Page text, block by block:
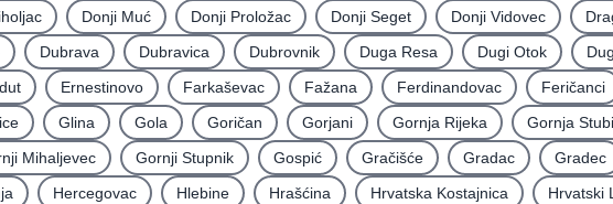
Donji Muć Donji Proložac Donji Seget Donji Vidovec
Dubrava Dubravica Dubrovnik Duga Resa Dugi Otok
Ernestinovo Farkaševac Fažana Ferdinandovac Feričanci
Glina Gola Goričan Gorjani Gornja Rijeka Gornja
Mihaljevec Gornji Stupnik Gospić Gračišće Gradac Gradec
Hercegovac Hlebine Hrašćina Hrvatska Kostajnica
Hrvatski